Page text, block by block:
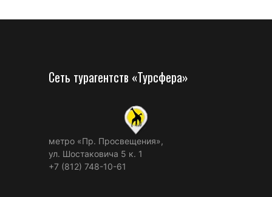
Сеть турагентств «Турсфера»
метро «Пр. Просвещения»,
ул. Шостаковича 5 к. 1
+7 (812) 748-10-61